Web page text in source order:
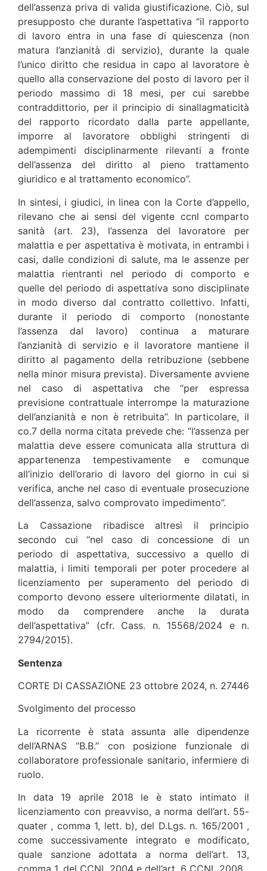
dell’assenza priva di valida giustificazione. Ciò, sul
presupposto che durante l’aspettativa “il rapporto
di lavoro entra in una fase di quiescenza (non
matura l’anzianità di servizio), durante la quale
l’unico diritto che residua in capo al lavoratore è
quello alla conservazione del posto di lavoro per il
periodo massimo di 18 mesi, per cui sarebbe
contraddittorio, per il principio di sinallagmaticità
del rapporto ricordato dalla parte appellante,
imporre al lavoratore obblighi stringenti di
adempimenti disciplinarmente rilevanti a fronte
dell’assenza del diritto al pieno trattamento
giuridico e al trattamento economico”.
In sintesi, i giudici, in linea con la Corte d’appello,
rilevano che ai sensi del vigente ccnl comparto
sanità (art. 23), l’assenza del lavoratore per
malattia e per aspettativa è motivata, in entrambi i
casi, dalle condizioni di salute, ma le assenze per
malattia rientranti nel periodo di comporto e
quelle del periodo di aspettativa sono disciplinate
in modo diverso dal contratto collettivo. Infatti,
durante il periodo di comporto (nonostante
l’assenza dal lavoro) continua a maturare
l’anzianità di servizio e il lavoratore mantiene il
diritto al pagamento della retribuzione (sebbene
nella minor misura prevista). Diversamente avviene
nel caso di aspettativa che “per espressa
previsione contrattuale interrompe la maturazione
dell’anzianità e non è retribuita”. In particolare, il
co.7 della norma citata prevede che: “l’assenza per
malattia deve essere comunicata alla struttura di
appartenenza tempestivamente e comunque
all’inizio dell’orario di lavoro del giorno in cui si
verifica, anche nel caso di eventuale prosecuzione
dell’assenza, salvo comprovato impedimento”.
La Cassazione ribadisce altresì il principio
secondo cui “nel caso di concessione di un
periodo di aspettativa, successivo a quello di
malattia, i limiti temporali per poter procedere al
licenziamento per superamento del periodo di
comporto devono essere ulteriormente dilatati, in
modo da comprendere anche la durata
dell’aspettativa” (cfr. Cass. n. 15568/2024 e n.
2794/2015).
Sentenza
CORTE DI CASSAZIONE 23 ottobre 2024, n. 27446
Svolgimento del processo
La ricorrente è stata assunta alle dipendenze
dell’ARNAS “B.B.” con posizione funzionale di
collaboratore professionale sanitario, infermiere di
ruolo.
In data 19 aprile 2018 le è stato intimato il
licenziamento con preavviso, a norma dell’art. 55-
quater , comma 1, lett. b), del D.Lgs. n. 165/2001 ,
come successivamente integrato e modificato,
quale sanzione adottata a norma dell’art. 13,